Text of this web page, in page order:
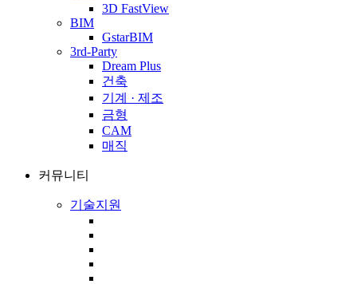
3D FastView
BIM
GstarBIM
3rd-Party
Dream Plus
건축
기계 · 제조
금형
CAM
매직
커뮤니티
기술지원